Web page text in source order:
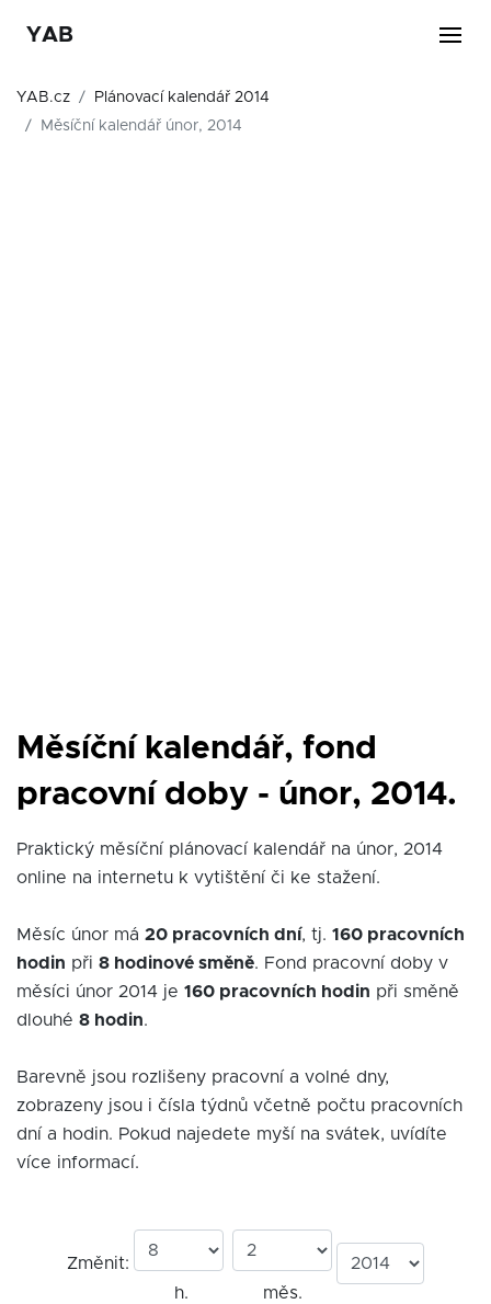
YAB
YAB.cz
Plánovací kalendář 2014
Měsíční kalendář únor, 2014
Měsíční kalendář, fond
pracovní doby - únor, 2014.
Praktický měsíční plánovací kalendář na únor, 2014
online na internetu k vytištění či ke stažení.
Měsíc únor má 20 pracovních dní, tj. 160 pracovních
hodin při 8 hodinové směně. Fond pracovní doby v
měsíci únor 2014 je 160 pracovních hodin při směně
dlouhé 8 hodin.
Barevně jsou rozlišeny pracovní a volné dny,
zobrazeny jsou i čísla týdnů včetně počtu pracovních
dní a hodin. Pokud najedete myší na svátek, uvídíte
více informací.
Změnit:
h.
měs.